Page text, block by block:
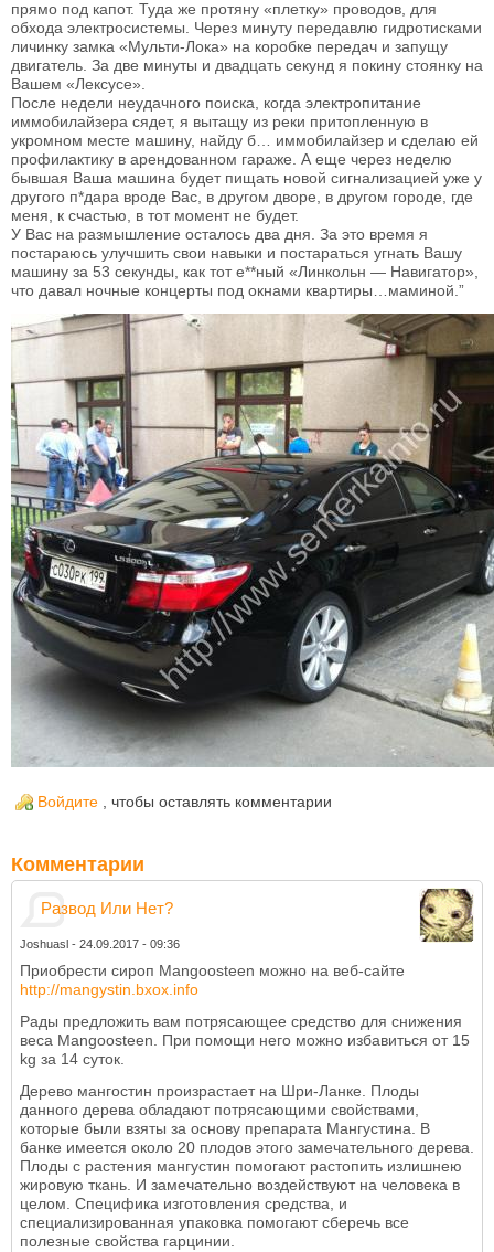
прямо под капот. Туда же протяну «плетку» проводов, для
обхода электросистемы. Через минуту передавлю гидротисками
личинку замка «Мульти-Лока» на коробке передач и запущу
двигатель. За две минуты и двадцать секунд я покину стоянку на
Вашем «Лексусе».
После недели неудачного поиска, когда электропитание
иммобилайзера сядет, я вытащу из реки притопленную в
укромном месте машину, найду б… иммобилайзер и сделаю ей
профилактику в арендованном гараже. А еще через неделю
бывшая Ваша машина будет пищать новой сигнализацией уже у
другого п*дара вроде Вас, в другом дворе, в другом городе, где
меня, к счастью, в тот момент не будет.
У Вас на размышление осталось два дня. За это время я
постараюсь улучшить свои навыки и постараться угнать Вашу
машину за 53 секунды, как тот е**ный «Линкольн — Навигатор»,
что давал ночные концерты под окнами квартиры…маминой.”
Войдите , чтобы оставлять комментарии
Комментарии
Развод Или Нет?
Joshuasl- 24.09.2017 - 09:36
Приобрести сироп Mangoosteen можно на веб-сайте
http://mangystin.bxox.info
Рады предложить вам потрясающее средство для снижения
веса Mangoosteen. При помощи него можно избавиться от 15
kg за 14 суток.
Дерево мангостин произрастает на Шри-Ланке. Плоды
данного дерева обладают потрясающими свойствами,
которые были взяты за основу препарата Мангустина. В
банке имеется около 20 плодов этого замечательного дерева.
Плоды с растения мангустин помогают растопить излишнею
жировую ткань. И замечательно воздействуют на человека в
целом. Специфика изготовления средства, и
специализированная упаковка помогают сберечь все
полезные свойства гарцинии.